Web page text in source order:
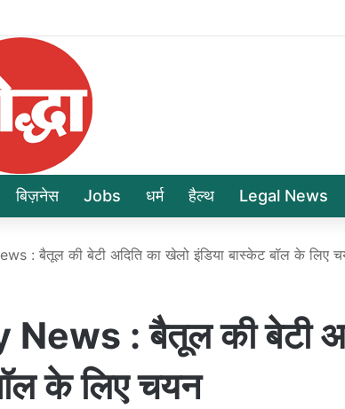
बिज़नेस Jobs धर्म हैल्थ Legal News
: बैतूल की बेटी अदिति का खेलो इंडिया बास्केट बॉल के लिए
: बैतूल की बेटी
के लिए चयन